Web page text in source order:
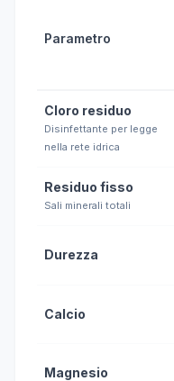
Parametro
Cloro residuo
Disinfettante per legge
nella rete idrica
Residuo fisso
Sali minerali totali
Durezza
Calcio
Magnesio